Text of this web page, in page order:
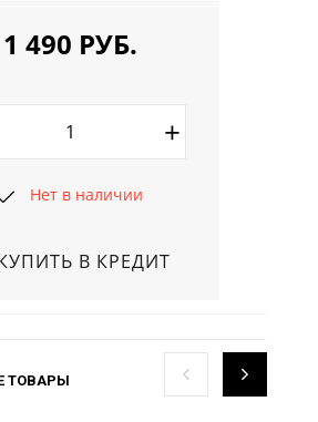
1 490 РУБ.
+
Нет в наличии
В КРЕДИТ
ТОВАРЫ